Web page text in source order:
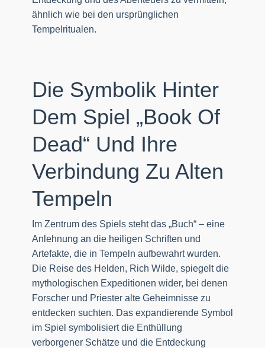
ähnlich wie bei den ursprünglichen
Tempelritualen.
Die Symbolik Hinter
Dem Spiel „Book Of
Dead“ Und Ihre
Verbindung Zu Alten
Tempeln
Im Zentrum des Spiels steht das „Buch“ – eine
Anlehnung an die heiligen Schriften und
Artefakte, die in Tempeln aufbewahrt wurden.
Die Reise des Helden, Rich Wilde, spiegelt die
mythologischen Expeditionen wider, bei denen
Forscher und Priester alte Geheimnisse zu
entdecken suchten. Das expandierende Symbol
im Spiel symbolisiert die Enthüllung
verborgener Schätze und die Entdeckung